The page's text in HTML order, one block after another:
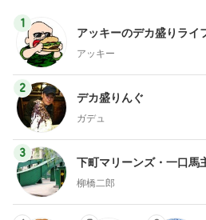
1
アッキーのデカ盛りライ
アッキー
2
デカ盛りんぐ
ガデュ
3
下町マリーンズ・一口馬
柳橋二郎